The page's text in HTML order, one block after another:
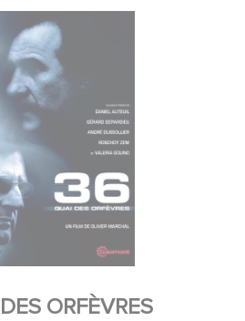
ORFÈVRES